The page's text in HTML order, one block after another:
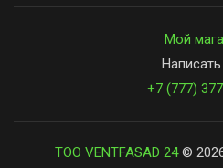
Мой
+7 (777)
ТОО VENTFASAD 24©